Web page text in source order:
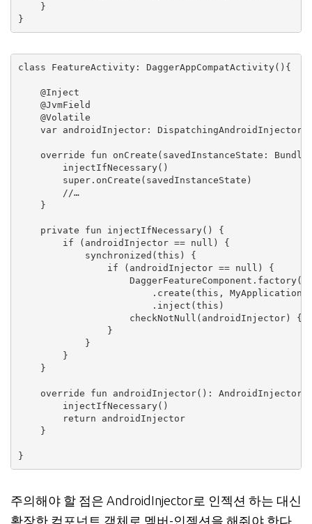
    }
class FeatureActivity: DaggerAppCompatActivity(){
    @Inject
    @JvmField
    @Volatile
var androidInjector:
override fun onCreate(savedInstanceState:
        injectIfNecessary()
        super.onCreate(savedInstanceState)
        //…
    }
    private fun injectIfNecessary() {
        if (androidInjector == null) {
            synchronized(this) {
                if (androidInjector == null) {
                    DaggerFeatureComponent.factory()
.create(this,
                        .inject(this)
checkNotNull(androidInjector)
                }
            }
        }
    }
override fun androidInjector():
        injectIfNecessary()
        return androidInjector
    }
}
주의해야 할 점은 AndroidInjector로 인젝션 하는 대신
확장한 컴포넌트 객체로 멤버-인젝션을 해줘야 한다